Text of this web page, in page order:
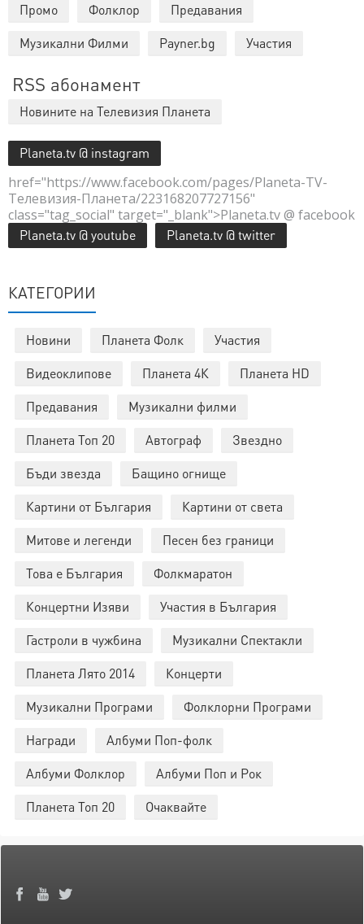
Промо Фолклор
Предавания
Музикални Филми
Payner.bg Участия
RSS абонамент
Новините на Телевизия Планета
Planeta.tv @ instagram
href="https://www.facebook.com/pages/Planeta-TV-
Телевизия-Планета/223168207727156"
class="tag_social" target="_blank">Planeta.tv @ facebook
Planeta.tv @ youtube Planeta.tv @ twitter
КАТЕГОРИИ
Новини Планета Фолк
Участия
Видеоклипове
Планета 4К
Планета HD
Предавания
Музикални филми
Планета Топ 20
Автограф
Звездно
Бъди звезда
Бащино огнище
Картини от България
Картини от света
Митове и легенди
Песен без граници
Това е България
Фолкмаратон
Концертни Изяви
Участия в България
Гастроли в чужбина
Музикални Спектакли
Планета Лято 2014
Концерти
Музикални Програми
Фолклорни Програми
Награди
Албуми Поп-фолк
Албуми Фолклор
Албуми Поп и Рок
Планета Топ 20
Очаквайте